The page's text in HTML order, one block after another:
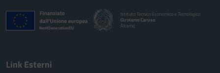
Istituto Tecnico Economico e Tecnologico
Girolamo Caruso
Alcamo
Link Esterni